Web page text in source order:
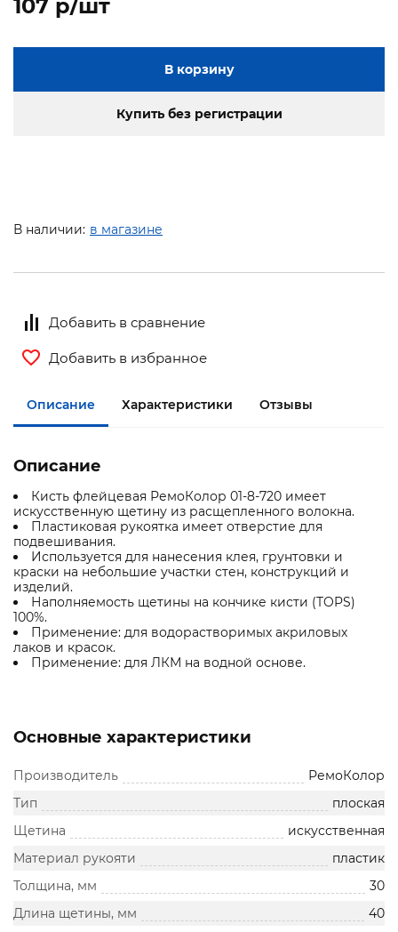
107 p/шт
В корзину
Купить без регистрации
В наличии: в магазине
Добавить в сравнение
Добавить в избранное
Описание Характеристики Отзывы
Описание
Кисть флейцевая РемоКолор 01-8-720 имеет
искусственную щетину из расщепленного волокна.
Пластиковая рукоятка имеет отверстие для
подвешивания.
Используется для нанесения клея, грунтовки и
краски на небольшие участки стен, конструкций и
изделий.
Наполняемость щетины на кончике кисти (TOPS)
100%.
Применение: для водорастворимых акриловых
лаков и красок.
Применение: для ЛКМ на водной основе.
Основные характеристики
Производитель
РемоКолор
Тип
плоская
Щетина
искусственная
Материал рукояти
пластик
Толщина, мм
30
Длина щетины, мм
40